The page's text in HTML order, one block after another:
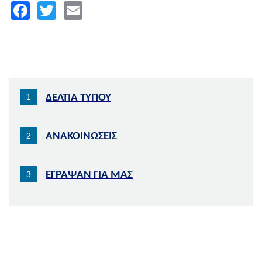
Facebook
Twitter
ΔΕΛΤΙΑ ΤΥΠΟΥ
ΑΝΑΚΟΙΝΩΣΕΙΣ
ΕΓΡΑΨΑΝ ΓΙΑ ΜΑΣ